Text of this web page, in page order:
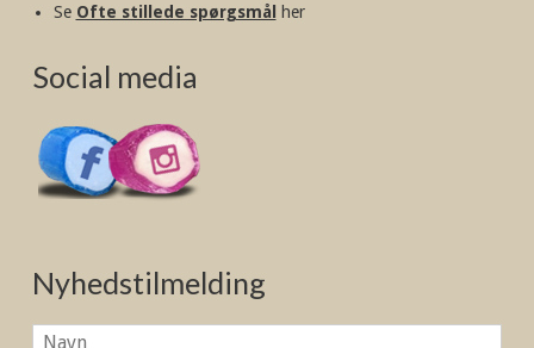
Se Ofte stillede spørgsmål her
Social media
Nyhedstilmelding